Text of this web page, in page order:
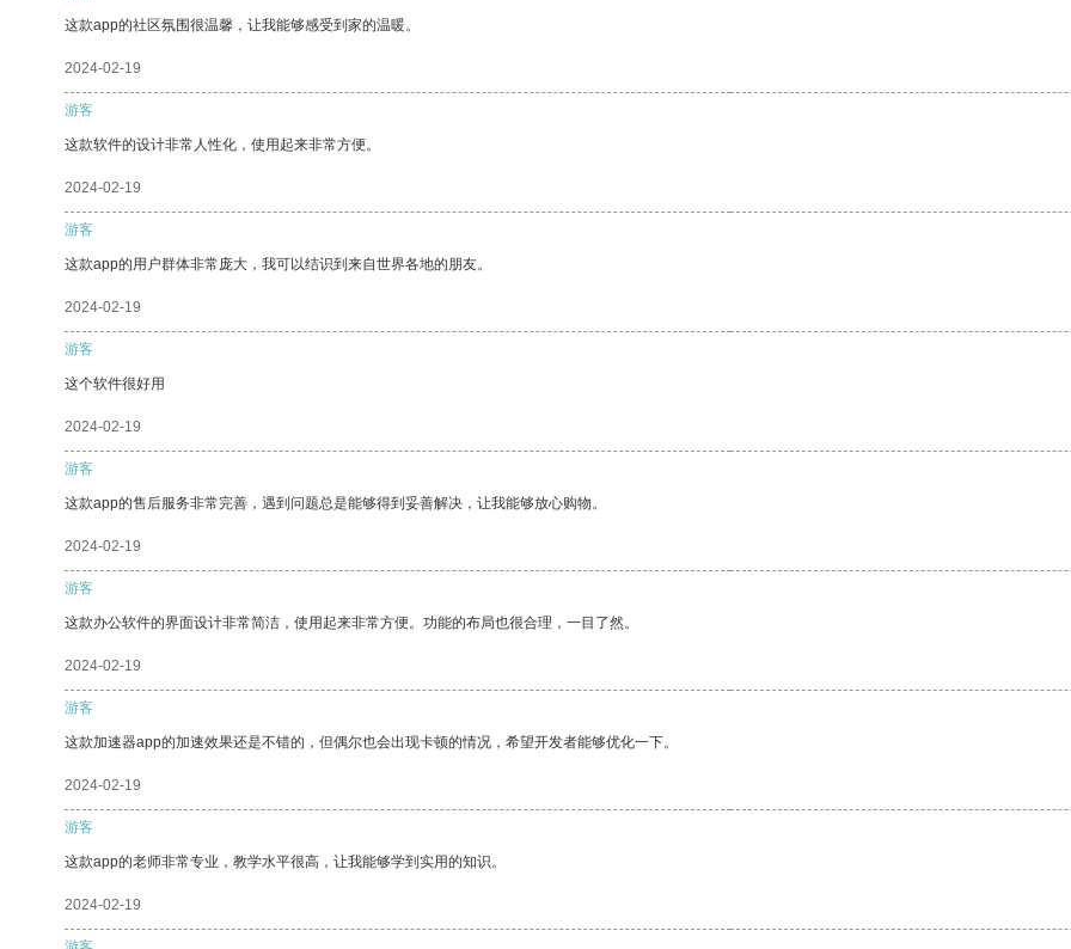
这款app的社区氛围很温馨，让我能够感受到家的温暖。
2024-02-19
游客
这款软件的设计非常人性化，使用起来非常方便。
2024-02-19
游客
这款app的用户群体非常庞大，我可以结识到来自世界各地的朋友。
2024-02-19
游客
这个软件很好用
2024-02-19
游客
这款app的售后服务非常完善，遇到问题总是能够得到妥善解决，让我能够放心购物。
2024-02-19
游客
这款办公软件的界面设计非常简洁，使用起来非常方便。功能的布局也很合理，一目了然。
2024-02-19
游客
这款加速器app的加速效果还是不错的，但偶尔也会出现卡顿的情况，希望开发者能够优化一下。
2024-02-19
游客
这款app的老师非常专业，教学水平很高，让我能够学到实用的知识。
2024-02-19